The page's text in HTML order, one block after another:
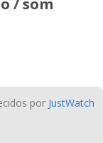
/ som
por JustWatch